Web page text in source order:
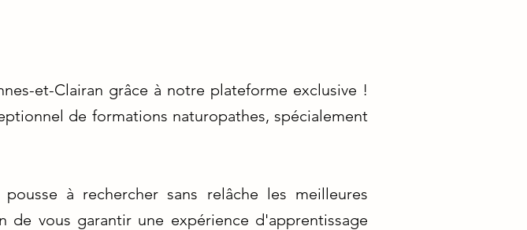
et-Clairan grâce à notre plateforme exclusive !
de formations naturopathes, spécialement
à rechercher sans relâche les meilleures
de vous garantir une expérience d'apprentissage